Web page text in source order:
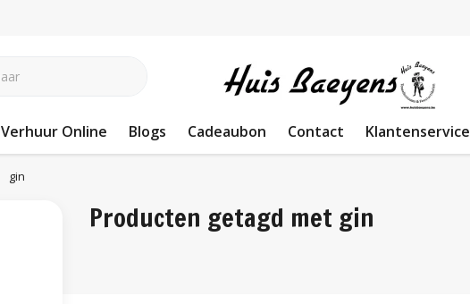
Verhuur Online Blogs Cadeaubon Contact Klantenservice
gin
Producten getagd met gin